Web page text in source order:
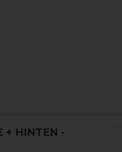
+ HINTEN -